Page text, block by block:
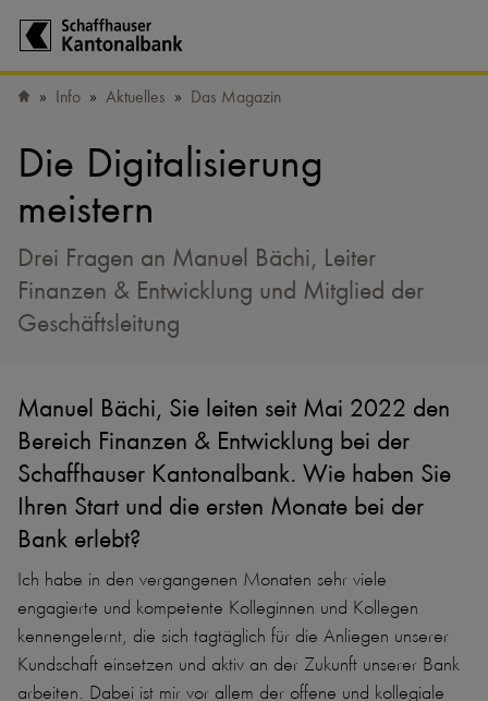
Info Aktuelles Das Magazin
Die Digitalisierung
meistern
Drei Fragen an Manuel Bächi, Leiter
Finanzen & Entwicklung und Mitglied der
Geschäftsleitung
Manuel Bächi, Sie leiten seit Mai 2022 den
Bereich Finanzen & Entwicklung bei der
Schaffhauser Kantonalbank. Wie haben Sie
Ihren Start und die ersten Monate bei der
Bank erlebt?
Ich habe in den vergangenen Monaten sehr viele
engagierte und kompetente Kolleginnen und Kollegen
kennengelernt, die sich tagtäglich für die Anliegen unserer
Kundschaft einsetzen und aktiv an der Zukunft unserer Bank
arbeiten. Dabei ist mir vor allem der offene und kollegiale